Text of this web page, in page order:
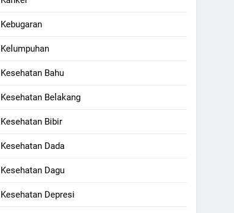
Kebugaran
Kelumpuhan
Kesehatan Bahu
Kesehatan Belakang
Kesehatan Bibir
Kesehatan Dada
Kesehatan Dagu
Kesehatan Depresi